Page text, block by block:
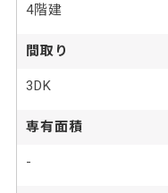
4階建
間取り
3DK
専有面積
-